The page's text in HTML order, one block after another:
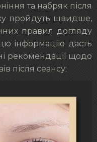
та набряк після
пройдуть швидше,
правил догляду
інформацію дасть
рекомендації щодо
після сеансу: